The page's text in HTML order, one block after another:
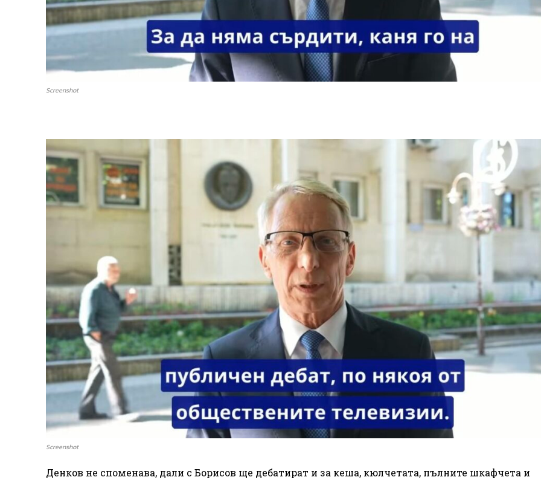
Screenshot
Screenshot
Денков не споменава, дали с Борисов ще дебатират и за кеша, кюлчетата, пълните шкафчета и